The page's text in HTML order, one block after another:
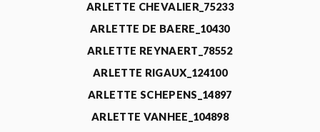
ARLETTE CHEVALIER_75233
ARLETTE DE BAERE_10430
ARLETTE REYNAERT_78552
ARLETTE RIGAUX_124100
ARLETTE SCHEPENS_14897
ARLETTE VANHEE_104898